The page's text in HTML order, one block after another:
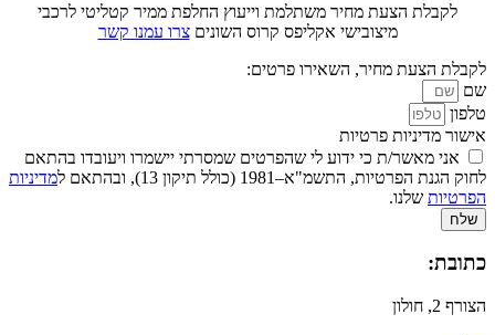
לקבלת הצעת מחיר משתלמת וייעוץ החלפת ממיר קטליטי לרכבי
מיצובישי אקליפס קרוס השוניםצרו עמנו קשר
לקבלת הצעת מחיר, השאירו פרטים:
שם
טלפון
אישור מדיניות פרטיות
אני מאשר/ת כי ידוע לי שהפרטים שמסרתי יישמרו ויעובדו בהתאם
לחוק הגנת הפרטיות, התשמ"א–1981 (כולל תיקון 13), ובהתאם ל
מדיניות
הפרטיות שלנו.
שלח
כתובת:
הצורף 2, חולון